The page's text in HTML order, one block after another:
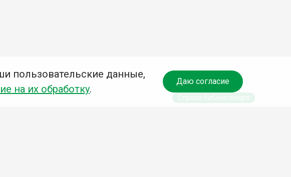
пользовательские данные,
на их обработку.
Даю согласие
Спроси библиотекаря